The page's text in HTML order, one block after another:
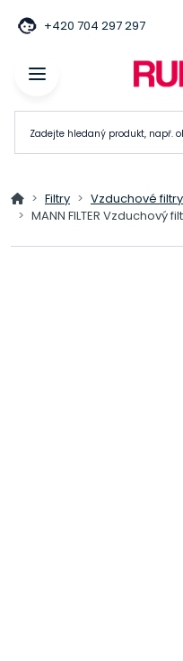
+420 704 297 297
Filtry Vzduchové filtry
MANN FILTER Vzduchový